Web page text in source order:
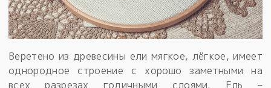
Веретено из древесины ели мягкое, лёгкое, имеет
однородное строение с хорошо заметными на
всех разрезах годичными слоями. Ель –